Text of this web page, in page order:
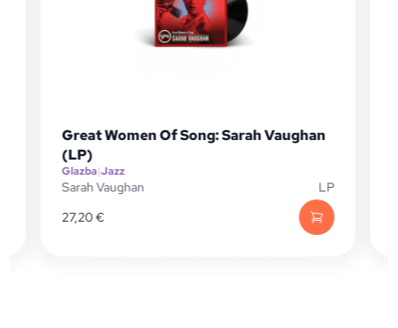
Great Women Of Song: Sarah Vaughan
(LP)
Glazba|Jazz
Sarah Vaughan
LP
27,20€